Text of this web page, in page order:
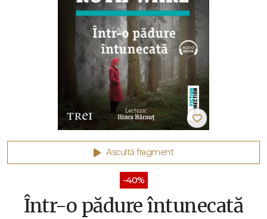
Ascultă fragment
-40%
Într-o pădure întunecată